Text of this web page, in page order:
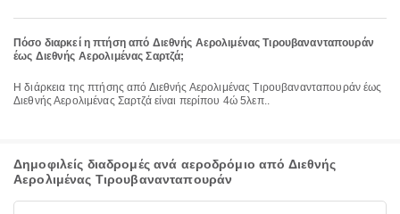
Πόσο διαρκεί η πτήση από Διεθνής Αερολιμένας Τιρουβανανταπουράν
έως Διεθνής Αερολιμένας Σαρτζά;
Η διάρκεια της πτήσης από Διεθνής Αερολιμένας Τιρουβανανταπουράν έως
Διεθνής Αερολιμένας Σαρτζά είναι περίπου 4ώ 5λεπ..
Δημοφιλείς διαδρομές ανά αεροδρόμιο από Διεθνής
Αερολιμένας Τιρουβανανταπουράν